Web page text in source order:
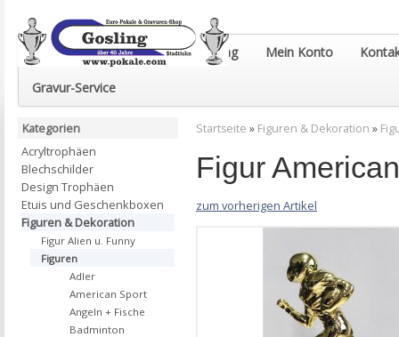
Euro-Pokale & Gravur-Shop Gosling Mein Konto
Gravur-Service
Startseite » Figuren & Dekoration »
Figur
zum vorherigen Artikel
Kategorien
Acryltrophäen
Blechschilder
Design Trophäen
Etuis und Geschenkboxen
Figuren & Dekoration
Figur Alien u. Funny
Figuren
Adler
American Sport
Angeln + Fische
Badminton